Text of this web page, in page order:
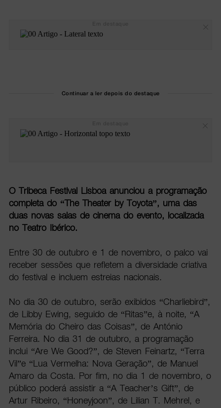
Continuar a ler depois do destaque
O Tribeca Festival Lisboa anunciou a programação
completa do “The Theater by Toyota”, uma das
duas novas salas de cinema do evento, localizada
no Teatro Ibérico.
Entre 30 de outubro e 1 de novembro, o palco vai
receber sessões que refletem a diversidade criativa
do festival e incluem estreias nacionais.
No dia 30 de outubro, serão exibidos “Charliebird”,
de Libby Ewing, seguido de “Ritas”e, à noite, “A
Memória do Cheiro das Coisas”, de António
Ferreira. No dia 31 de outubro, a programação
inclui “Are We Good?”, de Steven Feinartz, “Terra
Vil”e “Lua Vermelha: Nova Geração”, de Manuel
Amaro da Costa. Por fim, no dia 1 de novembro, o
público poderá assistir a “A Teacher’s Gift”, de
Artur Ribeiro, “Honeyjoon”, de Lilian T. Mehrel, e